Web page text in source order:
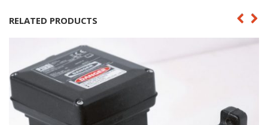
RELATED PRODUCTS